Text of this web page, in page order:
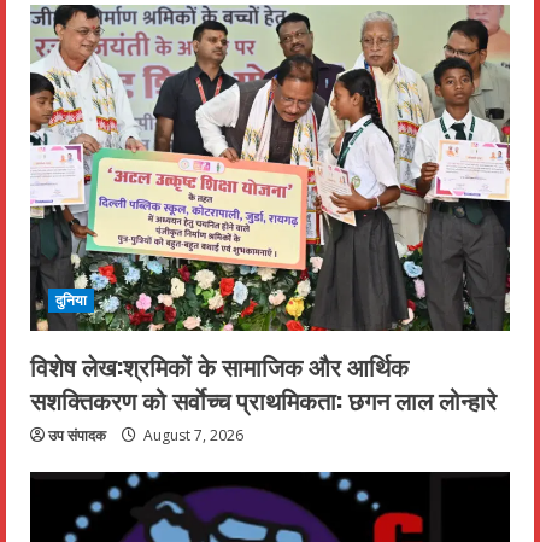
दुनिया
विशेष लेख:श्रमिकों के सामाजिक और आर्थिक
सशक्तिकरण को सर्वाेच्च प्राथमिकता: छगन लाल लोन्हारे
उप संपादक August 7, 2026